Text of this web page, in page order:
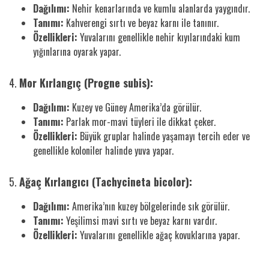
Dağılımı: Nehir kenarlarında ve kumlu alanlarda yaygındır.
Tanımı: Kahverengi sırtı ve beyaz karnı ile tanınır.
Özellikleri: Yuvalarını genellikle nehir kıyılarındaki kum
yığınlarına oyarak yapar.
4. Mor Kırlangıç (Progne subis):
Dağılımı: Kuzey ve Güney Amerika’da görülür.
Tanımı: Parlak mor-mavi tüyleri ile dikkat çeker.
Özellikleri: Büyük gruplar halinde yaşamayı tercih eder ve
genellikle koloniler halinde yuva yapar.
5.Ağaç Kırlangıcı (Tachycineta bicolor):
Dağılımı: Amerika’nın kuzey bölgelerinde sık görülür.
Tanımı: Yeşilimsi mavi sırtı ve beyaz karnı vardır.
Özellikleri: Yuvalarını genellikle ağaç kovuklarına yapar.